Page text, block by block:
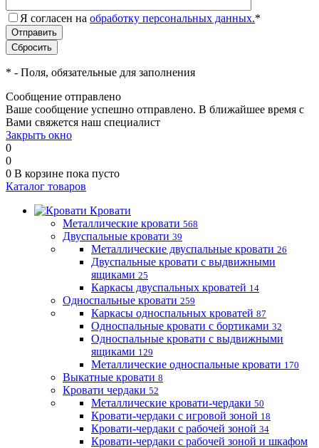
Я согласен на обработку персональных данных.*
* - Поля, обязательные для заполнения
Сообщение отправлено
Ваше сообщение успешно отправлено. В ближайшее время с
Вами свяжется наш специалист
Закрыть окно
0
0
0 В корзине пока пусто
Каталог товаров
Кровати
Металлические кровати 568
Двуспальные кровати 39
Металлические двуспальные кровати 26
Двуспальные кровати с выдвижными
ящиками 25
Каркасы двуспальных кроватей 14
Односпальные кровати 259
Каркасы односпальных кроватей 87
Односпальные кровати с бортиками 32
Односпальные кровати с выдвижными
ящиками 129
Металлические односпальные кровати 170
Выкатные кровати 8
Кровати чердаки 52
Металлические кровати-чердаки 50
Кровати-чердаки с игровой зоной 18
Кровати-чердаки с рабочей зоной 34
Кровати-чердаки с рабочей зоной и шкафом